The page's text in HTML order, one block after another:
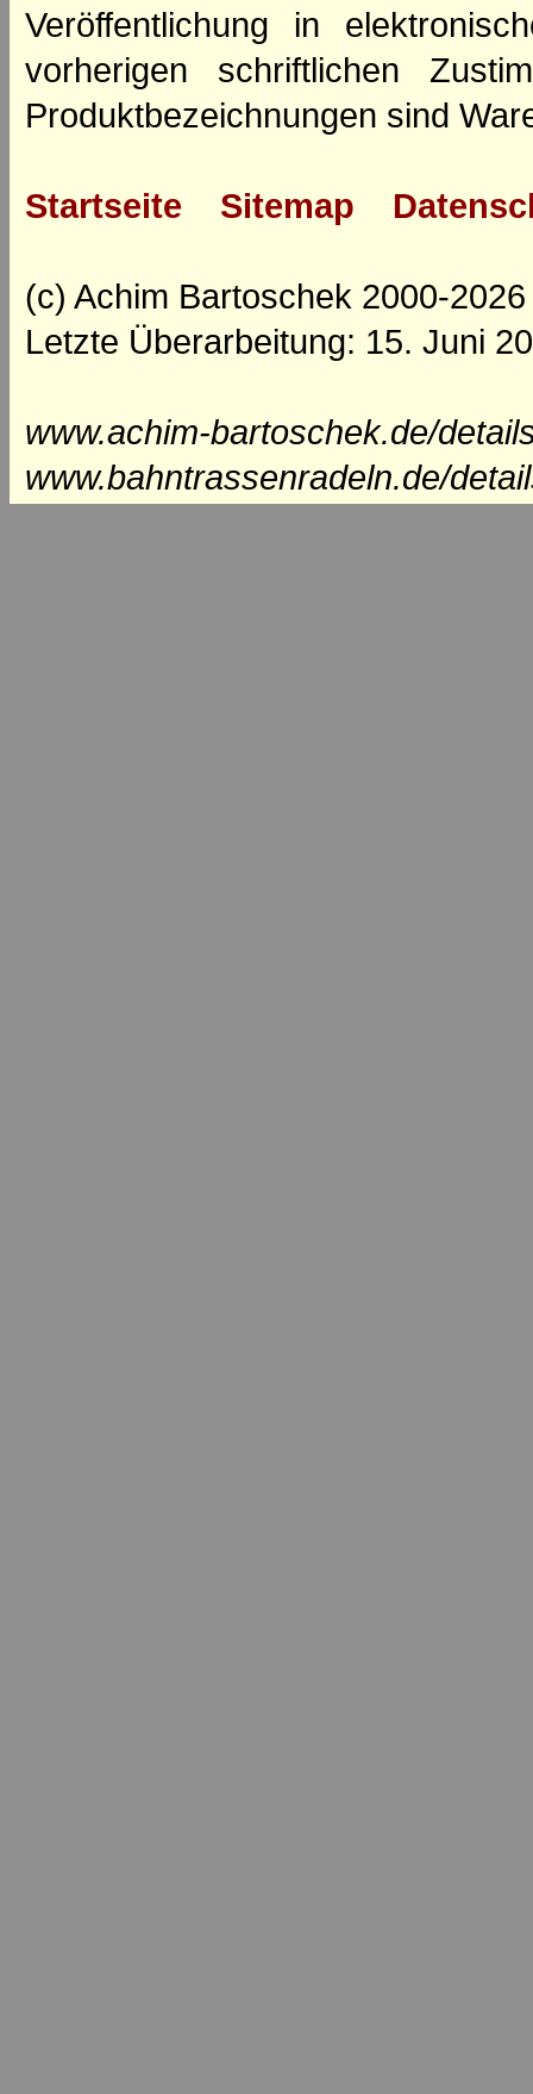
Veröffentlichung in
vorherigen schriftlichen
Produktbezeichnungen sind
Startseite Sitemap
(c) Achim Bartoschek 2000-2026
Letzte Überarbeitung: 15. Juni
www.achim-bartoschek.de/
www.bahntrassenradeln.de/